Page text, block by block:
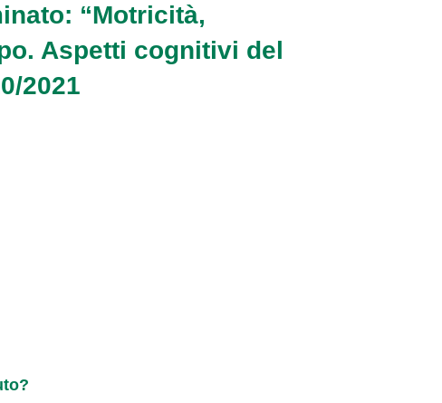
“Motricità,
Aspetti cognitivi del
2021